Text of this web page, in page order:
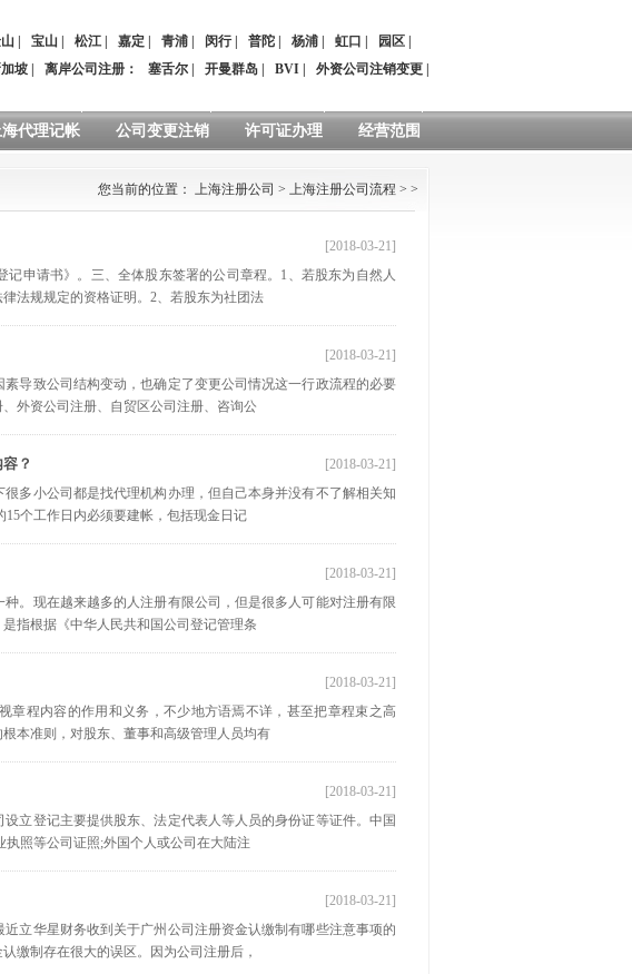
宝山 松江 嘉定 青浦 闵行| 普陀 杨浦 虹口 园区
坡 离岸公司注册 ： 塞舌尔 开曼群岛 BVI 外资公司注销变更
代理记帐 公司变更注销 许可证办理 经营范围
您当前的位置： 上海注册公司 > 上海注册公司流程 > >
[2018-03-21]
申请书》。三、全体股东签署的公司章程。1、若股东为自然人
法规规定的资格证明。2、若股东为社团法
[2018-03-21]
导致公司结构变动，也确定了变更公司情况这一行政流程的必要
外资公司注册、自贸区公司注册、咨询公
？
[2018-03-21]
多小公司都是找代理机构办理，但自己本身并没有不了解相关知
个工作日内必须要建帐，包括现金日记
[2018-03-21]
。现在越来越多的人注册有限公司，但是很多人可能对注册有限
指根据《中华人民共和国公司登记管理条
[2018-03-21]
章程内容的作用和义务，不少地方语焉不详，甚至把章程束之高
本准则，对股东、董事和高级管理人员均有
[2018-03-21]
立登记主要提供股东、法定代表人等人员的身份证等证件。中国
照等公司证照;外国个人或公司在大陆注
[2018-03-21]
立华星财务收到关于广州公司注册资金认缴制有哪些注意事项的
缴制存在很大的误区。因为公司注册后，